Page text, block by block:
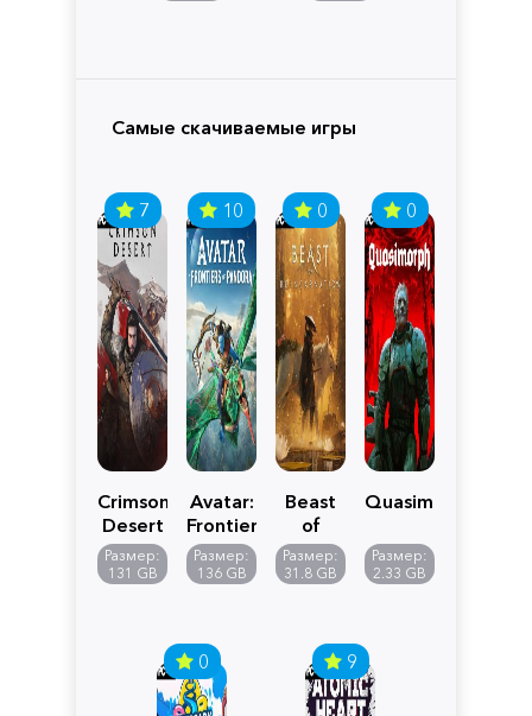
Самые скачиваемые игры
7
Crimson
Desert
Размер:
131 GB
10
Avatar:
Frontiers
of
Pandora
Размер:
136 GB
0
Beast
of
Reincarnation
Размер:
31.8 GB
0
Quasimorph
Размер:
2.33 GB
0 9